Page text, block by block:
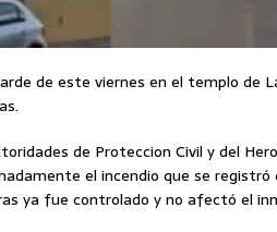
de este viernes en el templo de
de Proteccion Civil y del
el incendio que se registró
ya fue controlado y no afectó el